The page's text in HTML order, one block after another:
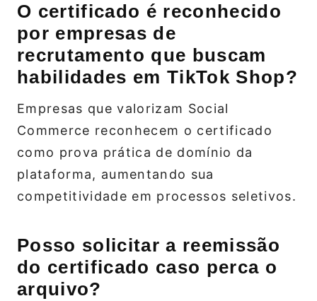
O certificado é reconhecido
por empresas de
recrutamento que buscam
habilidades em TikTok Shop?
Empresas que valorizam Social
Commerce reconhecem o certificado
como prova prática de domínio da
plataforma, aumentando sua
competitividade em processos seletivos.
Posso solicitar a reemissão
do certificado caso perca o
arquivo?